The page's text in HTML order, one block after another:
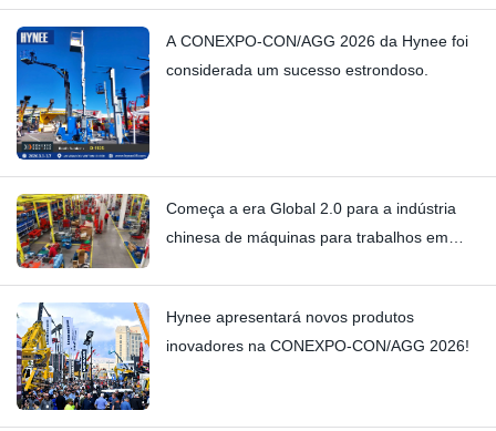
A CONEXPO-CON/AGG 2026 da Hynee foi
considerada um sucesso estrondoso.
Começa a era Global 2.0 para a indústria
chinesa de máquinas para trabalhos em
Hynee apresentará novos produtos
inovadores na CONEXPO-CON/AGG 2026!